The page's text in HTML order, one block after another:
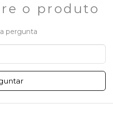
o produto
pergunta